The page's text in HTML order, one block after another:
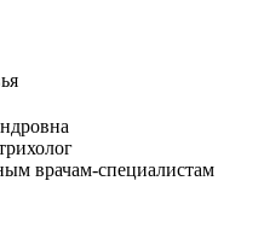
врачам-специалистам